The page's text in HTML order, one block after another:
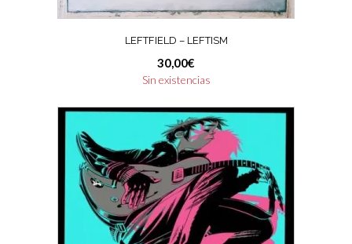
LEFTFIELD – LEFTISM
30,00€
Sin existencias